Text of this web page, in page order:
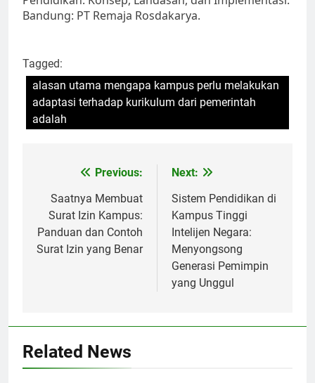
Bandung: PT Remaja Rosdakarya.
Tagged:
alasan utama mengapa kampus perlu melakukan
adaptasi terhadap kurikulum dari pemerintah
adalah
navigation
Previous:
Saatnya Membuat
Surat Izin Kampus:
Panduan dan Contoh
Surat Izin yang Benar
Next:
Sistem Pendidikan di
Kampus Tinggi
Intelijen Negara:
Menyongsong
Generasi Pemimpin
yang Unggul
Related News